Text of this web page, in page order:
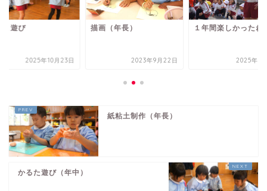
こ遊び
2025年10月23日
描画（年長）
2023年9月22日
１年間楽しかったね
2025年3
紙粘土制作（年長）
かるた遊び（年中）